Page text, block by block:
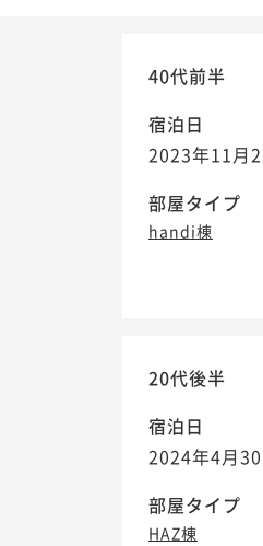
40代前半
宿泊日
2023年11月
部屋タイプ
handi棟
20代後半
宿泊日
2024年4月
部屋タイプ
HAZ棟